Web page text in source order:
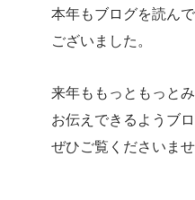
本年もブログを読ん
ございました。
来年ももっともっと
お伝えできるようブ
ぜひご覧くださいませ